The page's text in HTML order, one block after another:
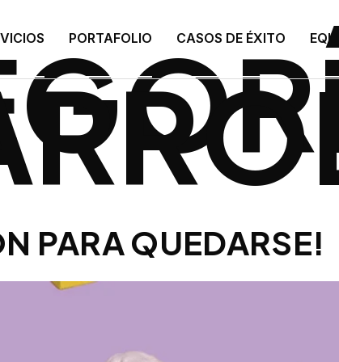
PORTAFOLIO CASOS DE ÉXITO
PARA QUEDARSE!